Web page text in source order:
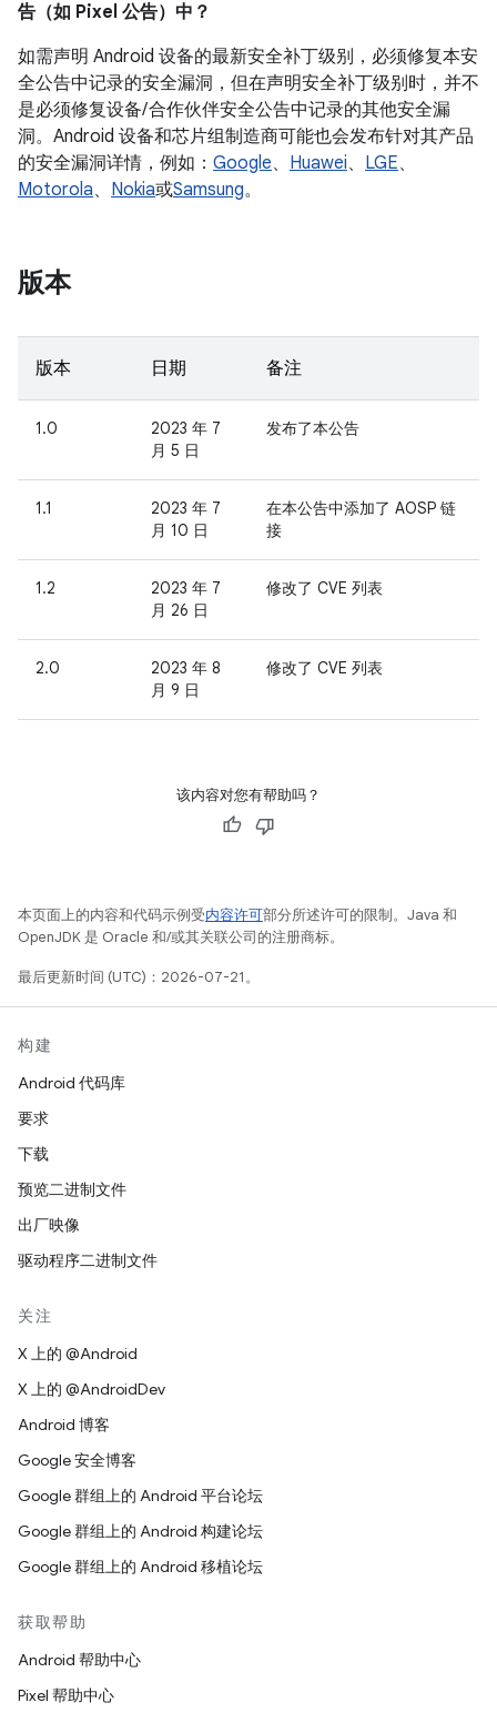
告（如 Pixel 公告）中？
如需声明 Android 设备的最新安全补丁级别，必须修复本安
全公告中记录的安全漏洞，但在声明安全补丁级别时，并不
是必须修复设备/ 合作伙伴安全公告中记录的其他安全漏
洞。Android 设备和芯片组制造商可能也会发布针对其产品
的安全漏洞详情，例如： Google、 Huawei、 LGE、
Motorola、 Nokia或Samsung。
版本
版本 日期 备注
1.0
2023 年 7
月 5 日
发布了本公告
1.1
2023 年 7
月 10 日
在本公告中添加了 AOSP 链
接
1.2
2023 年 7
月 26 日
修改了 CVE 列表
2.0
2023 年 8
月 9 日
修改了 CVE 列表
该内容对您有帮助吗？
本页面上的内容和代码示例受内容许可部分所述许可的限制。Java 和
OpenJDK 是 Oracle 和/或其关联公司的注册商标。
最后更新时间 (UTC)：2026-07-21。
构建
Android 代码库
要求
下载
预览二进制文件
出厂映像
驱动程序二进制文件
关注
X 上的 @Android
X 上的 @AndroidDev
Android 博客
Google 安全博客
Google 群组上的 Android 平台论坛
Google 群组上的 Android 构建论坛
Google 群组上的 Android 移植论坛
获取帮助
Android 帮助中心
Pixel 帮助中心